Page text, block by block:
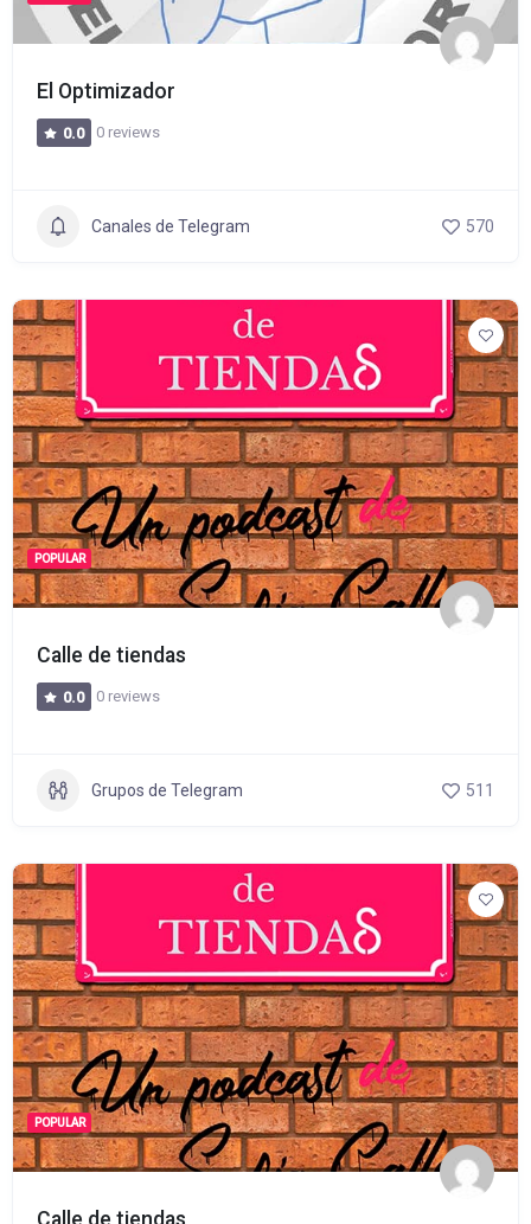
El Optimizador
0.0 0 reviews
Canales de Telegram 570
POPULAR
Calle de tiendas
0.0 0 reviews
Grupos de Telegram 511
POPULAR
Calle de tiendas